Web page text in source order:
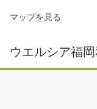
マップを見る
ウエルシア福